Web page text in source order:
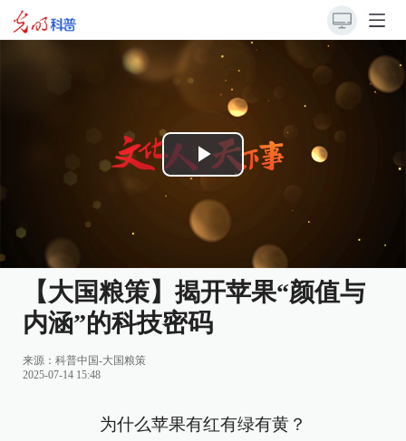
Play
Video
【大国粮策】揭开苹果“颜值与
内涵”的科技密码
来源：科普中国-大国粮策
2025-07-14 15:48
为什么苹果有红有绿有黄？